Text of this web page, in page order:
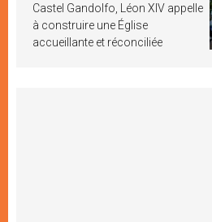
Castel Gandolfo, Léon XIV appelle
à construire une Église
accueillante et réconciliée